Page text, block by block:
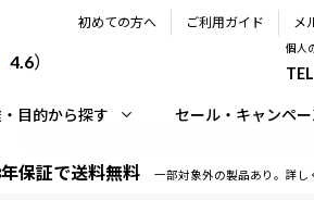
4.6）
初めての方へ ご利用ガイド メ
個人
TEL
目的から探す セール・キャンペー
保証で送料無料 一部対象外の製品あり。詳し